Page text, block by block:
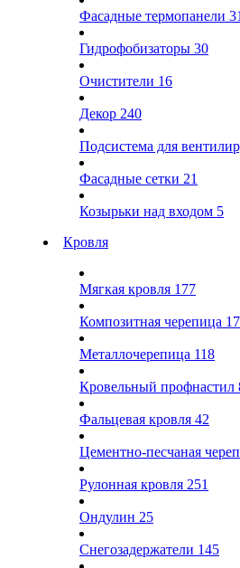
Фасадные термопанели 31
Гидрофобизаторы 30
Очистители 16
Декор 240
Подсистема для
Фасадные сетки 21
Козырьки над входом 5
Кровля
Мягкая кровля 177
Композитная черепица
Металлочерепица 118
Кровельный профнастил
Фальцевая кровля 42
Цементно-песчаная
Рулонная кровля 251
Ондулин 25
Снегозадержатели 145